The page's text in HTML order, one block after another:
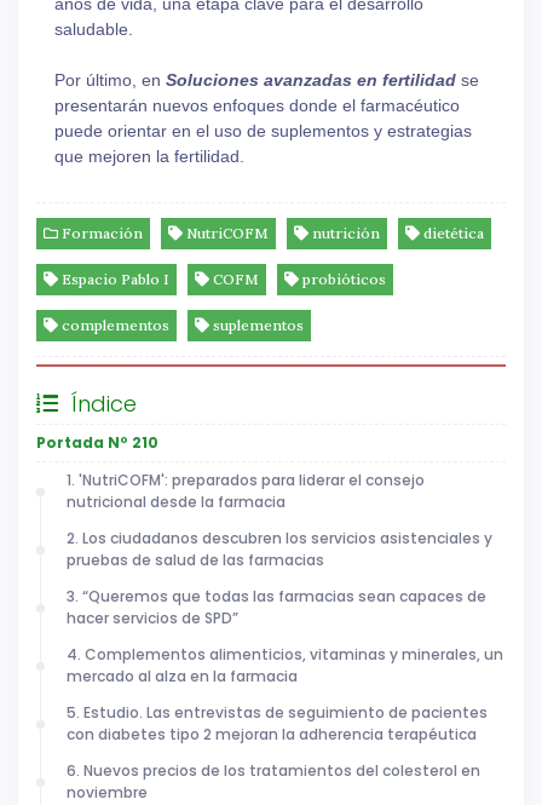
años de vida, una etapa clave para el desarrollo
saludable.
Por último, en Soluciones avanzadas en fertilidad se
presentarán nuevos enfoques donde el farmacéutico
puede orientar en el uso de suplementos y estrategias
que mejoren la fertilidad.
Formación NutriCOFM nutrición dietética
Espacio Pablo I COFM probióticos
complementos suplementos
Índice
Portada Nº 210
1. 'NutriCOFM': preparados para liderar el consejo
nutricional desde la farmacia
2. Los ciudadanos descubren los servicios asistenciales y
pruebas de salud de las farmacias
3. “Queremos que todas las farmacias sean capaces de
hacer servicios de SPD”
4. Complementos alimenticios, vitaminas y minerales, un
mercado al alza en la farmacia
5. Estudio. Las entrevistas de seguimiento de pacientes
con diabetes tipo 2 mejoran la adherencia terapéutica
6. Nuevos precios de los tratamientos del colesterol en
noviembre